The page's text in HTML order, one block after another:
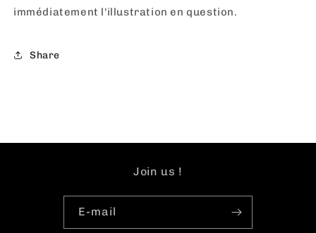
immédiatement l'illustration en question.
Share
Join us !
E-mail